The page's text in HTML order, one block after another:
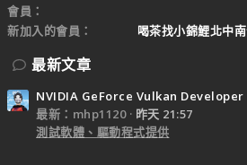
會員
新加入的會員
喝茶找小錦鯉北中
最新文章
NVIDIA GeForce Vulkan Developer
最新：mhp1120
昨天 21:57
測試軟體、驅動程式提供